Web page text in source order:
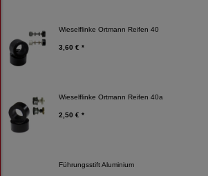
Wieselflinke Ortmann Reifen 40
3,60 € *
Wieselflinke Ortmann Reifen 40a
2,50 € *
Führungsstift Aluminium